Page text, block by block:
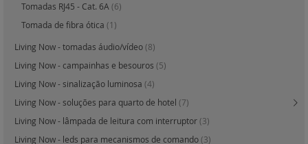
Tomadas RJ45 - Cat. 6A (6)
Tomada de fibra ótica (1)
Living Now - tomadas áudio/vídeo(8)
Living Now - campainhas e besouros (5)
Living Now - sinalização luminosa (4)
Living Now - soluções para quarto de hotel (7)
Living Now - lâmpada de leitura com interruptor(3)
Living Now - leds para mecanismos de comando(3)